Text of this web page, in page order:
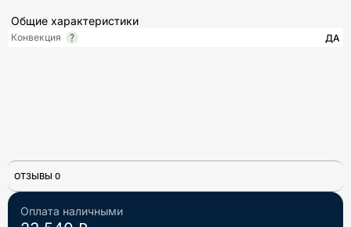
Оплата наличными
Общие характеристики
Конвекция ДА
ОТЗЫВЫ 0